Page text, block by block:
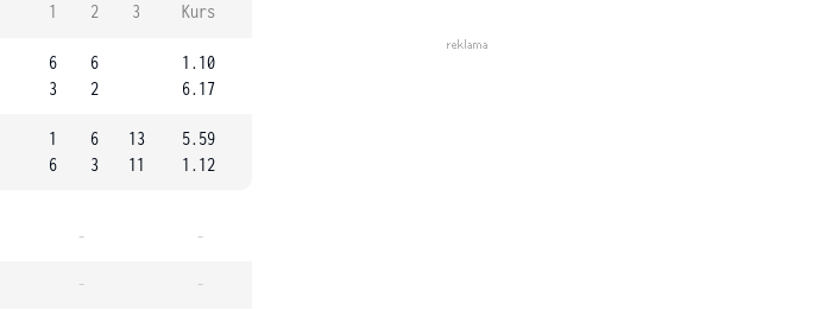
1 2 3 Kurs
6
3
6
2
1.10
6.17
1
6
6
3
13
11
5.59
1.12
- -
- -